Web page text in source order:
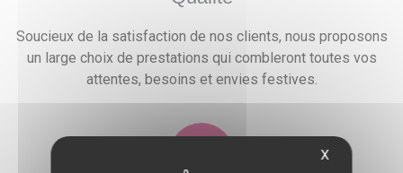
Soucieux de la satisfaction de nos clients, nous proposons
un large choix de prestations qui combleront toutes vos
attentes, besoins et envies festives.
X